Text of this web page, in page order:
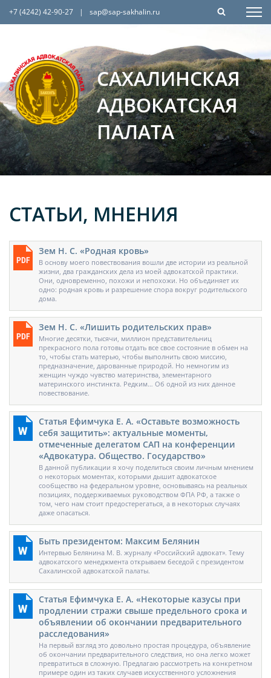
+7 (4242) 42-90-27 | sap@sap-sakhalin.ru
САХАЛИНСКАЯ
АДВОКАТСКАЯ
ПАЛАТА
СТАТЬИ, МНЕНИЯ
Зем Н. С. «Родная кровь»
В основу моего повествования вошли две истории из реальной
жизни, два гражданских дела из моей адвокатской практики.
Они, одновременно, похожи и непохожи. Но объединяет их
одно: родная кровь и разрешение спора вокруг родительского
дома.
Зем Н. С. «Лишить родительских прав»
Многие десятки, тысячи, миллион представительниц
прекрасного пола готовы отдать все свое состояние в обмен на
то, чтобы стать матерью, чтобы выполнить свою миссию,
предназначение, дарованные природой. Но немногим из
женщин чуждо чувство материнства, элементарного
материнского инстинкта. Редким… Об одной из них данное
повествование.
Статья Ефимчука Е. А. «Оставьте возможность
себя защитить»: актуальные моменты,
отмеченные делегатом САП на конференции
«Адвокатура. Общество. Государство»
В данной публикации я хочу поделиться своим личным мнением
о некоторых моментах, которыми дышит адвокатское
сообщество на федеральном уровне, основываясь на реальных
позициях, поддерживаемых руководством ФПА РФ, а также о
том, чего нам стоит предостерегаться, а в некоторых случаях
даже опасаться.
Быть президентом: Максим Белянин
Интервью Белянина М. В. журналу «Российский адвокат». Тему
адвокатского менеджмента открываем беседой с президентом
Сахалинской адвокатской палаты.
Статья Ефимчука Е. А. «Некоторые казусы при
продлении стражи свыше предельного срока и
объявлении об окончании предварительного
расследования»
На первый взгляд это довольно простая процедура, объявление
об окончании предварительного следствия, но она легко может
превратиться в сложную. Предлагаю рассмотреть на конкретном
примере один из таких случаев искусственного усложнения